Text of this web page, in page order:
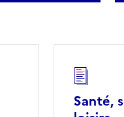
Santé,